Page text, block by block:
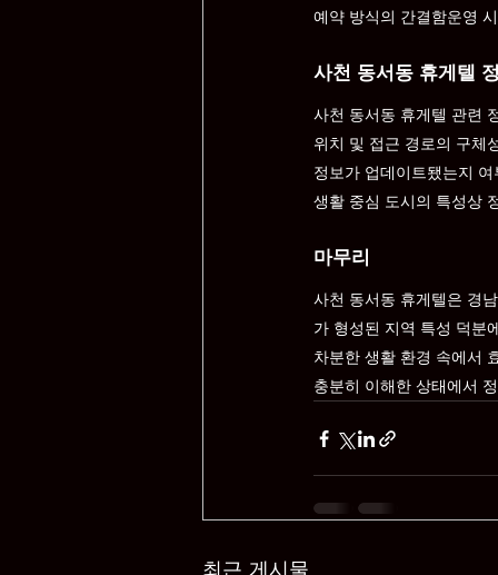
예약 방식의 간결함운영
사천 동서동 휴게텔
사천 동서동 휴게텔 관련
위치 및 접근 경로의 구체
정보가 업데이트됐는지 여
생활 중심 도시의 특성상
마무리
사천 동서동 휴게텔은 경
가 형성된 지역 특성 덕분
차분한 생활 환경 속에서
충분히 이해한 상태에서
최근 게시물